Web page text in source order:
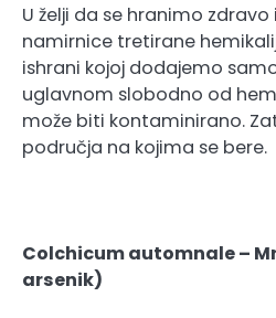
U želji da se hranimo
namirnice tretirane
ishrani kojoj dodajemo
uglavnom slobodno od
može biti kontaminirano.
područja na kojima se bere.
Colchicum automnale –
arsenik)